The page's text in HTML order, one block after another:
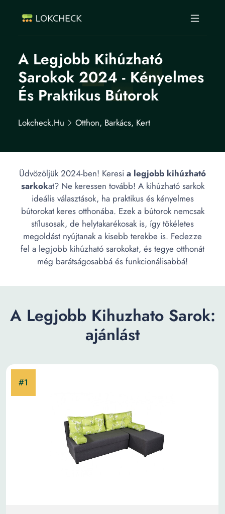
A Legjobb Kihúzható
Sarokok 2024 - Kényelmes
És Praktikus Bútorok
Lokcheck.hu Otthon, Barkács, Kert
Üdvözöljük 2024-ben! Keresi a legjobb kihúzható
sarkokat? Ne keressen tovább! A kihúzható sarkok
ideális választások, ha praktikus és kényelmes
bútorokat keres otthonába. Ezek a bútorok nemcsak
stílusosak, de helytakarékosak is, így tökéletes
megoldást nyújtanak a kisebb terekbe is. Fedezze
fel a legjobb kihúzható sarokokat, és tegye otthonát
még barátságosabbá és funkcionálisabbá!
A Legjobb Kihuzhato Sarok:
ajánlást